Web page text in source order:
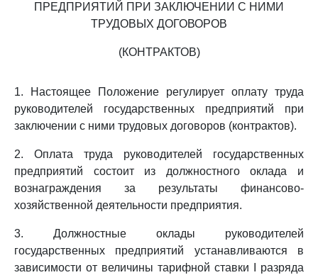
ПРЕДПРИЯТИЙ ПРИ ЗАКЛЮЧЕНИИ С НИМИ
ТРУДОВЫХ ДОГОВОРОВ
(КОНТРАКТОВ)
1. Настоящее Положение регулирует оплату труда
руководителей государственных предприятий при
заключении с ними трудовых договоров (контрактов).
2. Оплата труда руководителей государственных
предприятий состоит из должностного оклада и
вознаграждения за результаты финансово-
хозяйственной деятельности предприятия.
3. Должностные оклады руководителей
государственных предприятий устанавливаются в
зависимости от величины тарифной ставки I разряда